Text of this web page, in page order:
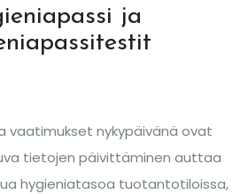
ja
vaatimukset nykypäivänä ovat
tietojen päivittäminen auttaa
hygieniatasoa tuotantotiloissa,